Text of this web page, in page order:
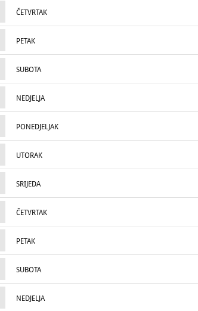
ČETVRTAK
PETAK
SUBOTA
NEDJELJA
PONEDJELJAK
UTORAK
SRIJEDA
ČETVRTAK
PETAK
SUBOTA
NEDJELJA